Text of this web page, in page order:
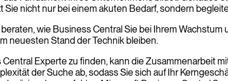
nicht nur bei einem akuten Bedarf, sondern
wie Business Central Sie bei Ihrem
neuesten Stand der Technik bleiben.
Experte zu finden, kann die Zusammenarbeit
der Suche ab, sodass Sie sich auf Ihr